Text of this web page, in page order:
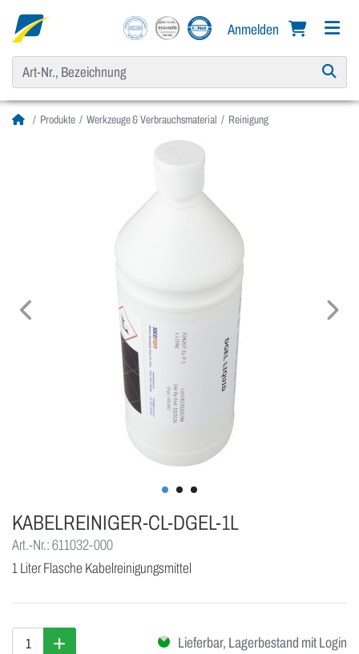
Anmelden
Produkte Werkzeuge & Verbrauchsmaterial Reinigung
KABELREINIGER-CL-DGEL-1L
Art.-Nr.: 611032-000
1 Liter Flasche Kabelreinigungsmittel
Lieferbar, Lagerbestand mit Login